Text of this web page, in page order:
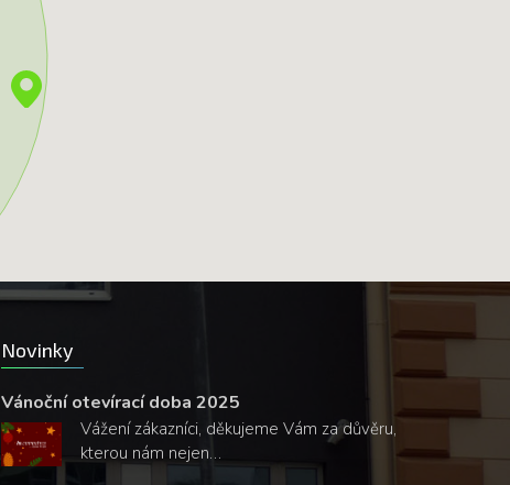
Novinky
Vánoční otevírací doba 2025
Vážení zákazníci, děkujeme Vám za důvěru,
kterou nám nejen…